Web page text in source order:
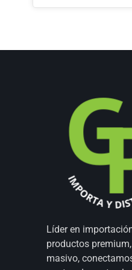
Líder en
productos
masivo,